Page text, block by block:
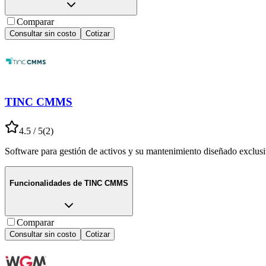
Comparar
Consultar sin costo Cotizar
TINC CMMS
4.5 / 5(2)
Software para gestión de activos y su mantenimiento diseñado
Funcionalidades de TINC CMMS
Comparar
Consultar sin costo Cotizar